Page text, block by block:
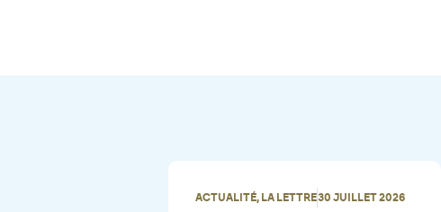
ACTUALITÉ, LA LETTRE30 JUILLET 2026